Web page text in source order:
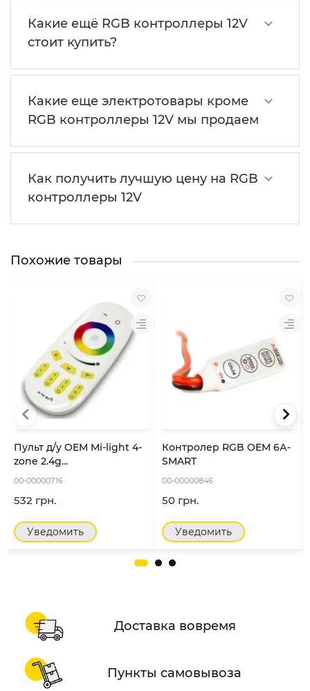
Какие ещё RGB контроллеры 12V
стоит купить?
Какие еще электротовары кроме
RGB контроллеры 12V мы продаем
Как получить лучшую цену на RGB
контроллеры 12V
Похожие товары
Пульт д/у OEM Mi-light 4-
zone 2.4g...
00-00000716
532 грн.
Уведомить
Контролер RGB OEM 6А-
SMART
00-00000846
50 грн.
Уведомить
Доставка вовремя
Пункты самовывоза